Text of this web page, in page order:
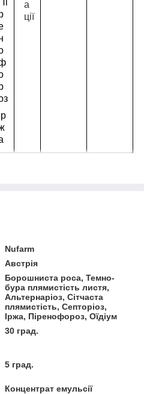
Ір
а
ції
Nufarm
Австрія
Борошниста роса, Темно-
бура плямистість листя,
Альтернаріоз, Сітчаста
плямистість, Септоріоз,
Іржа, Піренофороз, Оїдіум
30 град.
5 град.
Концентрат емульсії